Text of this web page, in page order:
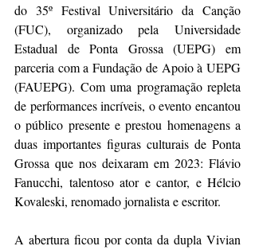
do 35º Festival Universitário da Canção
(FUC), organizado pela Universidade
Estadual de Ponta Grossa (UEPG) em
parceria com a Fundação de Apoio à UEPG
(FAUEPG). Com uma programação repleta
de performances incríveis, o evento encantou
o público presente e prestou homenagens a
duas importantes figuras culturais de Ponta
Grossa que nos deixaram em 2023: Flávio
Fanucchi, talentoso ator e cantor, e Hélcio
Kovaleski, renomado jornalista e escritor.
A abertura ficou por conta da dupla Vivian